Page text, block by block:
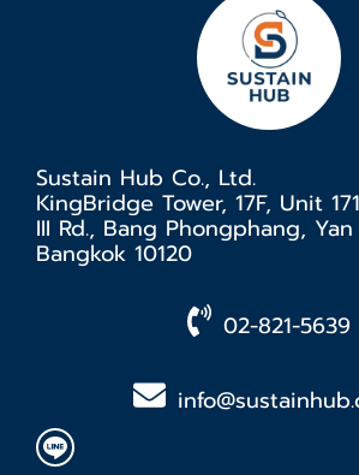
Sustain Hub Co., Ltd.
KingBridge Tower, 17F, Unit
III Rd., Bang Phongphang, Yan
Bangkok 10120
02-821-5639